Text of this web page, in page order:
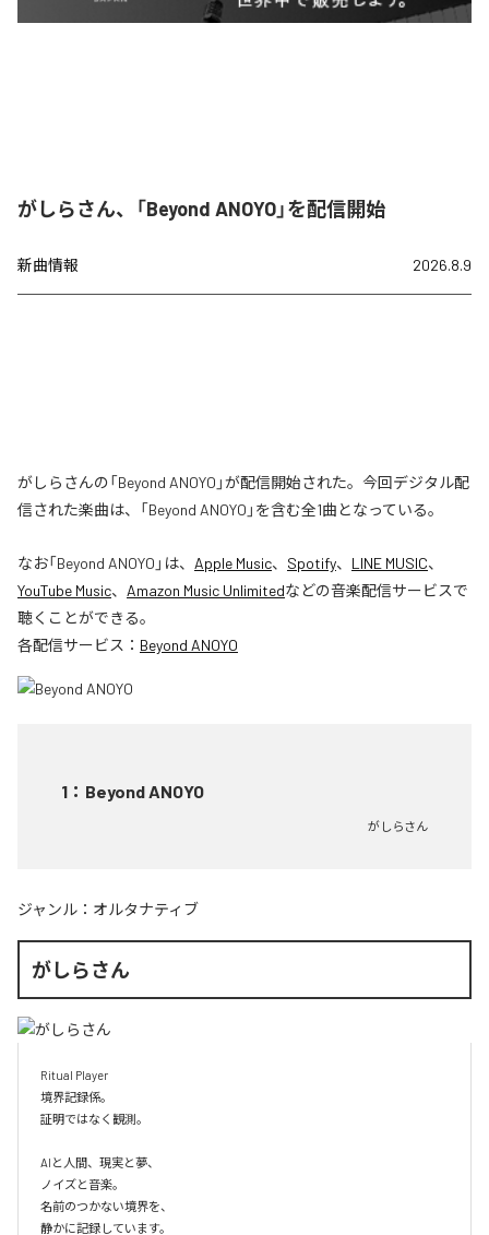
がしらさん、「Beyond ANOYO」を配信開始
新曲情報 2026.8.9
がしらさんの「Beyond ANOYO」が配信開始された。今回デジタル配
信された楽曲は、「Beyond ANOYO」を含む全1曲となっている。
なお「Beyond ANOYO 」は、 Apple Music、 Spotify、 LINE MUSIC、
YouTube Music、 Amazon Music Unlimitedなどの音楽配信サービスで
聴くことができる。
各配信サービス： Beyond ANOYO
1 ： Beyond ANOYO
がしらさん
ジャンル： オルタナティブ
がしらさん
Ritual Player
境界記録係。
証明ではなく観測。
AIと人間、現実と夢、
ノイズと音楽。
名前のつかない境界を、
静かに記録しています。